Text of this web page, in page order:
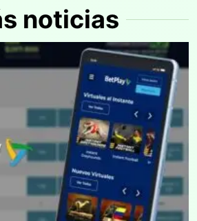
noticias